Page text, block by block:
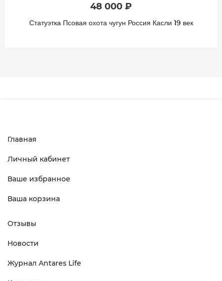
48 000 ₽
Статуэтка Псовая охота чугун Россия Касли 19 век
Главная
Личный кабинет
Ваше избранное
Ваша корзина
Отзывы
Новости
Журнал Antares Life